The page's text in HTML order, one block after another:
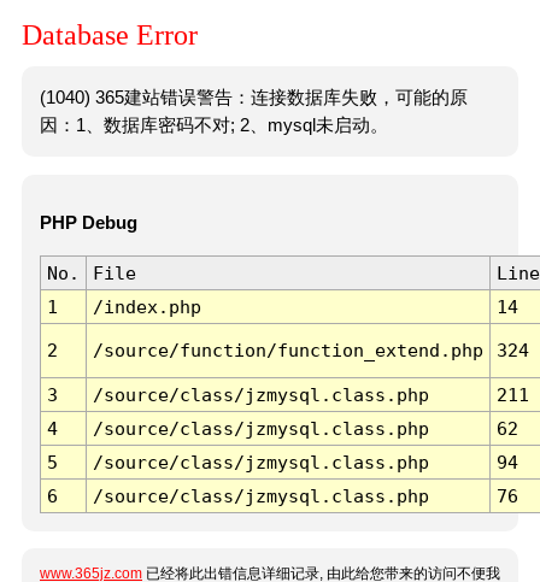
Database Error
(1040) 365建站错误警告：连接数据库失败，可能的原
因：1、数据库密码不对; 2、mysql未启动。
PHP Debug
No. File
Line
1
/index.php 14
2 /source/function/function_extend.php 324
3 /source/class/jzmysql.class.php
211
4
/source/class/jzmysql.class.php
62
5
/source/class/jzmysql.class.php
94
6
/source/class/jzmysql.class.php 76
www.365jz.com 已经将此出错信息详细记录, 由此给您带来的访问不便我